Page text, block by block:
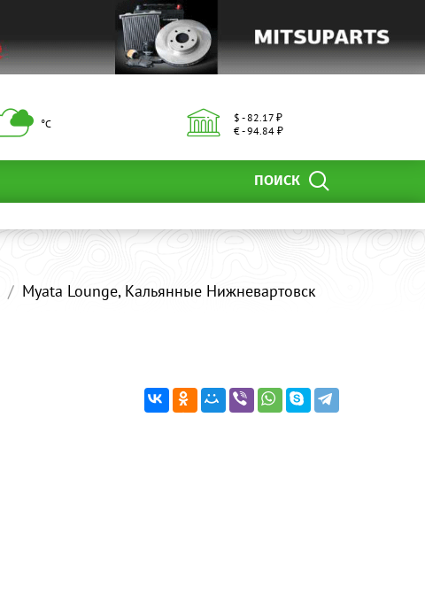
°С
$ - 82.17 ₽
€ - 94.84 ₽
ПОИСК
Myata Lounge, Кальянные Нижневартовск